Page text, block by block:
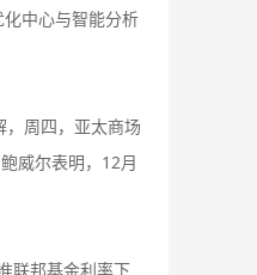
中心与智能分析
周四，亚太商场
威尔表明，12月
联邦基金利率下